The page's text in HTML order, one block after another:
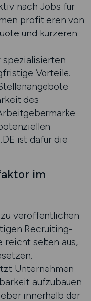
nach Jobs für
profitieren von
und kürzeren
spezialisierten
Vorteile.
des
ist dafür die
im
veröffentlichen
Recruiting-
reicht selten aus,
Unternehmen
aufzubauen
innerhalb der